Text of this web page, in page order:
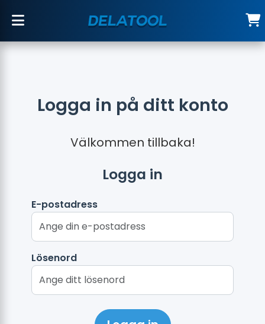
Logga in på ditt konto
Välkommen tillbaka!
Logga in
E-postadress
Lösenord